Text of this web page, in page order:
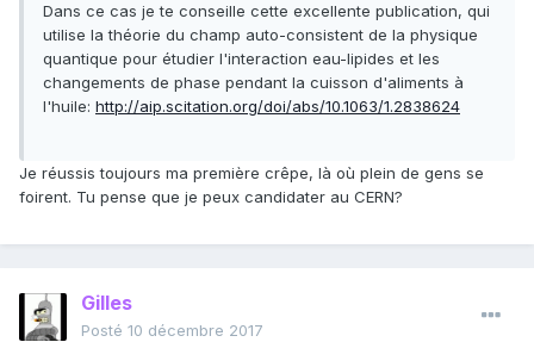
Dans ce cas je te conseille cette excellente publication, qui
utilise la théorie du champ auto-consistent de la physique
quantique pour étudier l'interaction eau-lipides et les
changements de phase pendant la cuisson d'aliments à
l'huile: http://aip.scitation.org/doi/abs/10.1063/1.2838624
Je réussis toujours ma première crêpe, là où plein de gens se
foirent. Tu pense que je peux candidater au CERN?
Gilles
Posté 10 décembre 2017